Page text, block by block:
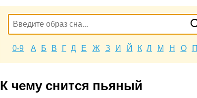
0-9 А Б В Г Д Е Ж З И Й К Л М Н О П
К чему снится пьяный